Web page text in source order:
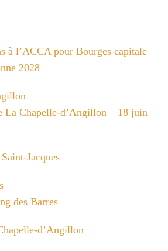
à l’ACCA pour Bourges capitale
2028
La Chapelle-d’Angillon – 18 juin
Jacques
des Barres
d’Angillon